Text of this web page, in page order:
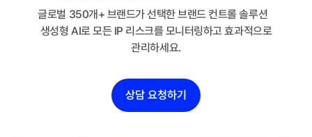
글로벌 350개+ 브랜드가 선택한 브랜드 컨트롤 솔루션
생성형 AI로 모든IP 리스크를 모니터링하고 효과적으로
관리하세요.
상담 요청하기